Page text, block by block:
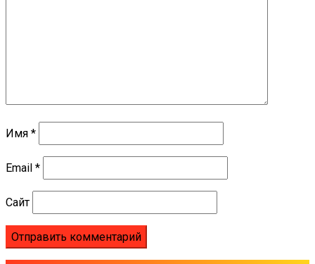
Имя *
Email *
Сайт